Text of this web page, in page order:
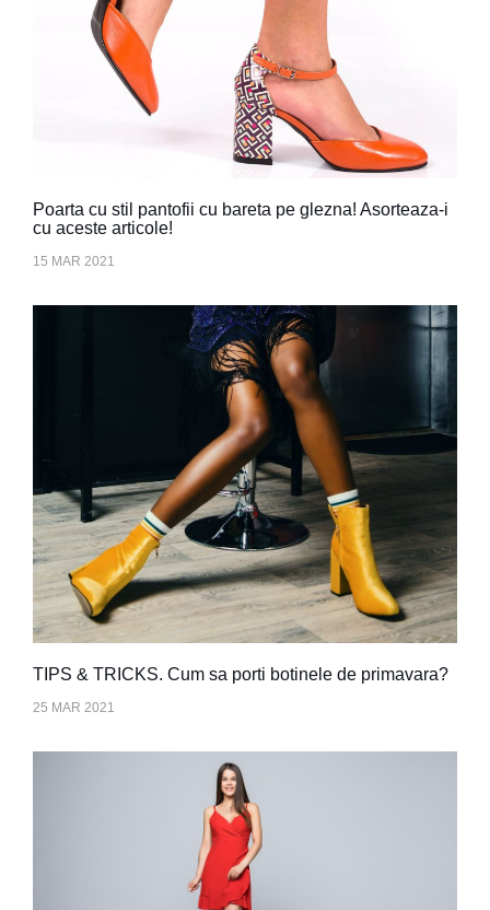
Poarta cu stil pantofii cu bareta pe glezna! Asorteaza-i
cu aceste articole!
15 MAR 2021
TIPS & TRICKS. Cum sa porti botinele de primavara?
25 MAR 2021